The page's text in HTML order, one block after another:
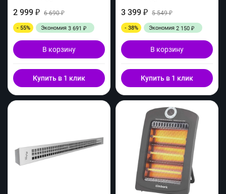
2 999 ₽ 6 690₽
- 55% Экономия 3 691 ₽
В корзину
Купить в 1 клик
3 399 ₽ 5 549₽
- 38% Экономия 2 150 ₽
В корзину
Купить в 1 клик